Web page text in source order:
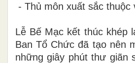
- Thủ môn xuất sắc
Lễ Bế Mạc kết thúc khép
Ban Tổ Chức đã tạo nên
những giây phút thư giãn